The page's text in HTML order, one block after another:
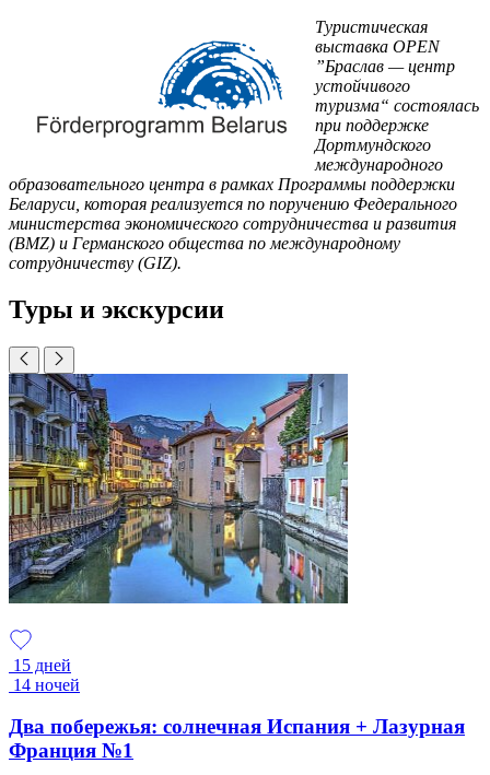
Туристическая
выставка OPEN
”Браслав — центр
устойчивого
туризма“ состоялась
при поддержке
Дортмундского
международного
образовательного центра в рамках Программы поддержки
Беларуси, которая реализуется по поручению Федерального
министерства экономического сотрудничества и развития
(BMZ) и Германского общества по международному
сотрудничеству (GIZ).
Туры и экскурсии
15 дней
14 ночей
Два побережья: солнечная Испания + Лазурная
Франция №1